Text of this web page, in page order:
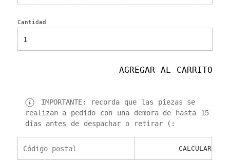
Cantidad
AGREGAR AL CARRITO
IMPORTANTE: recorda que las piezas se
realizan a pedido con una demora de hasta 15
días antes de despachar o retirar (:
Calculá el costo de envío CALCULAR